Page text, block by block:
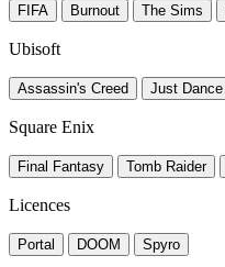
FIFA Burnout The Sims
Ubisoft
Assassin's Creed Just Dance
Square Enix
Final Fantasy Tomb Raider
Licences
Portal DOOM Spyro